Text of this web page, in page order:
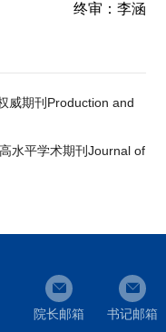
终审：李涵
威期刊Production and
水平学术期刊Journal of
院长邮箱 书记邮箱